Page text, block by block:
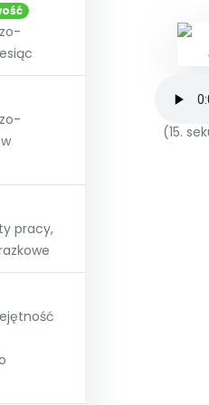
Akademia
Pełen
pracy,
(15.